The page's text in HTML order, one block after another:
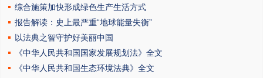
综合施策加快形成绿色生产生活方式
报告解读：史上最严重“地球能量失衡”
以法典之智守护好美丽中国
《中华人民共和国国家发展规划法》全文
《中华人民共和国生态环境法典》全文